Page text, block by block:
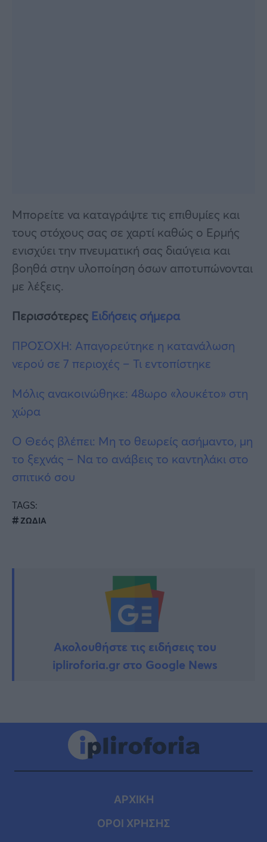
Μπορείτε να καταγράψτε τις επιθυμίες και
τους στόχους σας σε χαρτί καθώς ο Ερμής
ενισχύει την πνευματική σας διαύγεια και
βοηθά στην υλοποίηση όσων αποτυπώνονται
με λέξεις.
Περισσότερες Ειδήσεις σήμερα
ΠΡΟΣΟΧΗ: Απαγορεύτηκε η κατανάλωση
νερού σε 7 περιοχές – Τι εντοπίστηκε
Μόλις ανακοινώθηκε: 48ωρο «λουκέτο» στη
χώρα
Ο Θεός βλέπει: Μη το θεωρείς ασήμαντο, μη
το ξεχνάς – Να το ανάβεις το καντηλάκι στο
σπιτικό σου
TAGS:
ΖΩΔΙΑ
Ακολουθήστε τις ειδήσεις του
ipliroforia.gr στο Google News
ΑΡΧΙΚΗ
ΟΡΟΙ ΧΡΗΣΗΣ